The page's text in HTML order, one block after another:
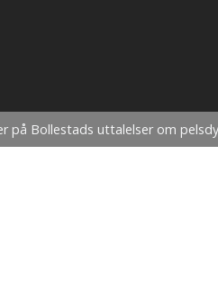
på Bollestads uttalelser om